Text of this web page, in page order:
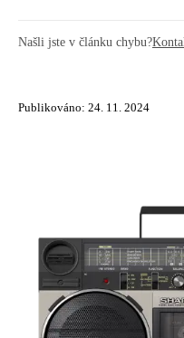
Našli jste v článku chybu?
Publikováno: 24. 11. 2024